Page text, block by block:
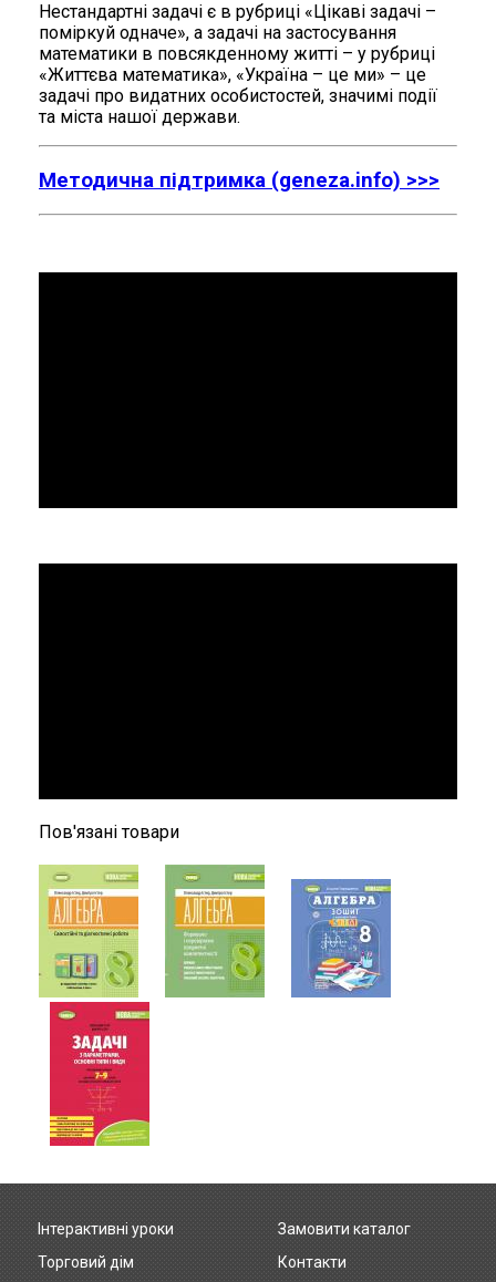
Нестандартні задачі є в рубриці «Цікаві задачі –
поміркуй одначе», а задачі на застосування
математики в повсякденному житті – у рубриці
«Життєва математика», «Україна – це ми» – це
задачі про видатних особистостей, значимі події
та міста нашої держави.
Методична підтримка (geneza.info) >>>
Пов'язані товари
Footer
Інтерактивні уроки
Торговий дім
Замовити каталог
Контакти